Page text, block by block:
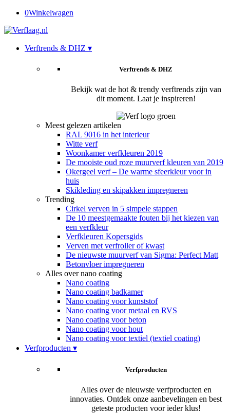
0Winkelwagen
Verftrends & DHZ ▾
Verftrends & DHZ
Bekijk wat de hot & trendy verftrends zijn van
dit moment. Laat je inspireren!
Meest gelezen artikelen
RAL 9016 in het interieur
Witte verf
Woonkamer verfkleuren 2019
De mooiste oud roze muurverf kleuren van 2019
Okergeel verf – De warme sfeerkleur voor in
huis
Skikleding en skipakken impregneren
Trending
Cirkel verven in 5 simpele stappen
De 10 meestgemaakte fouten bij het kiezen van
een verfkleur
Verfkleuren Kopersgids
Verven met verfroller of kwast
De nieuwste muurverf van Sigma: Perfect Matt
Betonvloer impregneren
Alles over nano coating
Nano coating
Nano coating badkamer
Nano coating voor kunststof
Nano coating voor metaal en RVS
Nano coating voor beton
Nano coating voor hout
Nano coating voor textiel (textiel coating)
Verfproducten ▾
Verfproducten
Alles over de nieuwste verfproducten en
innovaties. Ontdek onze aanbevelingen en best
geteste producten voor ieder klus!